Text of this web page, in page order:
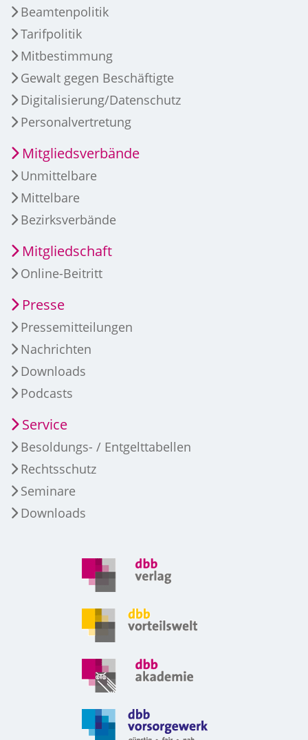
Beamtenpolitik
Tarifpolitik
Mitbestimmung
Gewalt gegen Beschäftigte
Digitalisierung/Datenschutz
Personalvertretung
Mitgliedsverbände
Unmittelbare
Mittelbare
Bezirksverbände
Mitgliedschaft
Online-Beitritt
Presse
Pressemitteilungen
Nachrichten
Downloads
Podcasts
Service
Besoldungs- / Entgelttabellen
Rechtsschutz
Seminare
Downloads